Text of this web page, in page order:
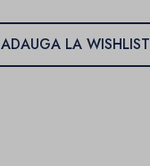
ADAUGA LA WISHLIST